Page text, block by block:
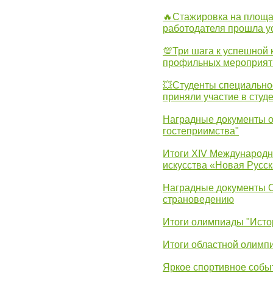
🔥Стажировка на
работодателя прошла
💯Три шага к успешной
профильных
💥Студенты
приняли участие в
Наградные документы
гостеприимства"
Итоги XIV
искусства «Новая
Наградные документы
страноведению
Итоги олимпиады
Итоги областной
Яркое спортивное